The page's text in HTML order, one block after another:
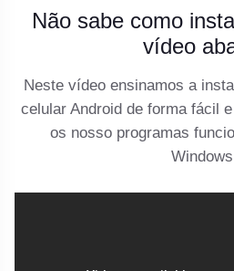
Não sabe como
vídeo
Neste vídeo ensinamos a
celular Android de forma fácil
os nosso programas